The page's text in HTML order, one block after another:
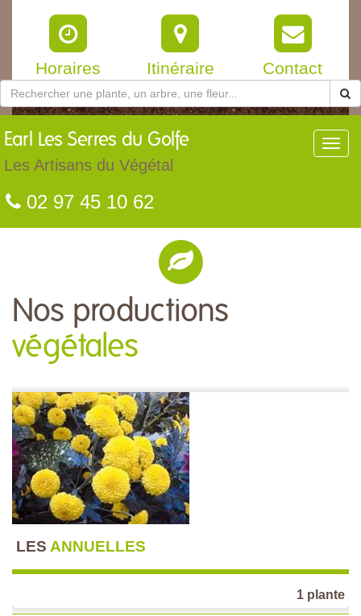
Horaires Itinéraire Contact
Earl Les Serres du Golfe
Les Artisans du Végétal
02 97 45 10 62
Nos productions
végétales
LES ANNUELLES
1 plante